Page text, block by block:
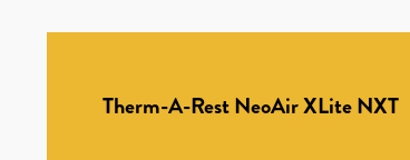
Therm-A-Rest NeoAir XLite NXT